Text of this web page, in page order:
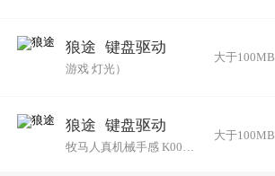
狼途 键盘驱动
游戏 灯光）
大于100MB
狼途 键盘驱动
大于100MB